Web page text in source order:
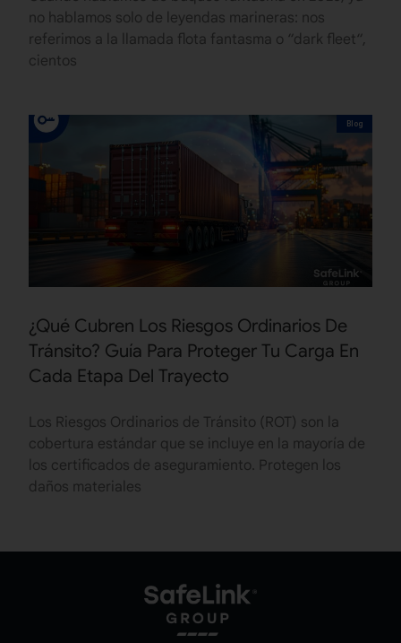
no hablamos solo de leyendas marineras: nos
referimos a la llamada flota fantasma o “dark fleet“,
cientos
Blog
¿Qué Cubren Los Riesgos Ordinarios De
Tránsito? Guía Para Proteger Tu Carga En
Cada Etapa Del Trayecto
Los Riesgos Ordinarios de Tránsito (ROT) son la
cobertura estándar que se incluye en la mayoría de
los certificados de aseguramiento. Protegen los
daños materiales